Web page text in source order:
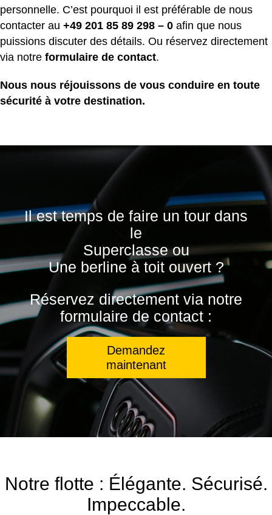
personnelle. C’est pourquoi il est préférable de nous
contacter au +49 201 85 89 298 – 0 afin que nous
puissions discuter des détails. Ou réservez directement
via notre formulaire de contact.
Nous nous réjouissons de vous conduire en toute
sécurité à votre destination.
Il est temps de faire un tour dans
le
Superclasse ou
Une berline à toit ouvert ?
Réservez directement via notre
formulaire de contact :
Demandez
maintenant
Notre flotte : Élégante. Sécurisé.
Impeccable.